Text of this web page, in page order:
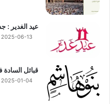
عيد الغدير :
2025-06-13
قبائل السادة
2025-01-04